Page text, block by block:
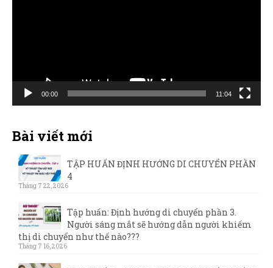
00:00 11:04
Bài viết mới
TẬP HUẤN ĐỊNH HƯỚNG DI CHUYỂN PHẦN
4
Tháng 7 22, 2026
Tập huấn: Định hướng di chuyển phần 3.
Người sáng mắt sẽ hướng dẫn người khiếm
thị di chuyển như thế nào???
Tháng 7 16, 2026